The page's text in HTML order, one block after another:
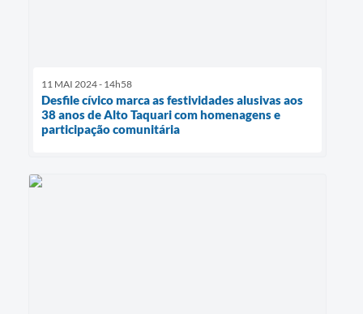
11 MAI 2024 - 14h58
Desfile cívico marca as festividades alusivas aos
38 anos de Alto Taquari com homenagens e
participação comunitária